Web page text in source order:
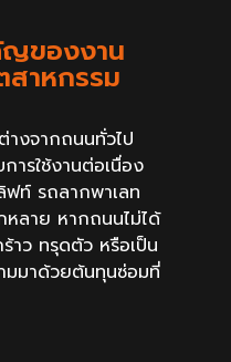
ญของงาน
สาหกรรม
งจากถนนทั่วไป
ารใช้งานต่อเนื่อง
ท์ รถลากพาเลท
ลาย หากถนนไม่ได้
าว ทรุดตัว หรือเป็น
มมาด้วยต้นทุนซ่อมที่